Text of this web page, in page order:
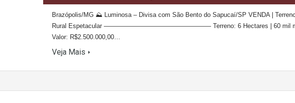
Brazópolis/MG ⛰ Luminosa – Divisa com São Bento do Sapucaí/SP VENDA |
Rural Espetacular ————————————————— Terreno: 6 Hectares | 60 mil
Valor: R$2.500.000,00…
Veja Mais